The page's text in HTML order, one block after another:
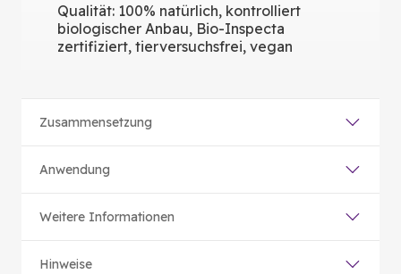
Qualität: 100% natürlich, kontrolliert
biologischer Anbau, Bio-Inspecta
zertifiziert, tierversuchsfrei, vegan
Zusammensetzung
Anwendung
Weitere Informationen
Hinweise